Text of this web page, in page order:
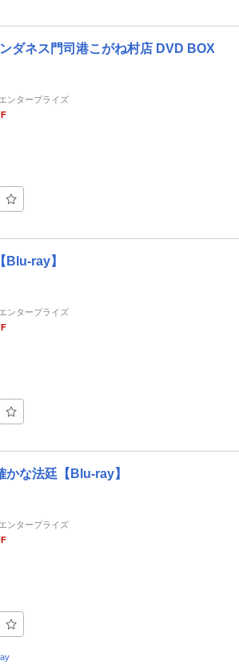
ダネス門司港こがね村店 DVD BOX
ンタープライズ
Blu-ray】
ンタープライズ
かな法廷【Blu-ray】
ンタープライズ